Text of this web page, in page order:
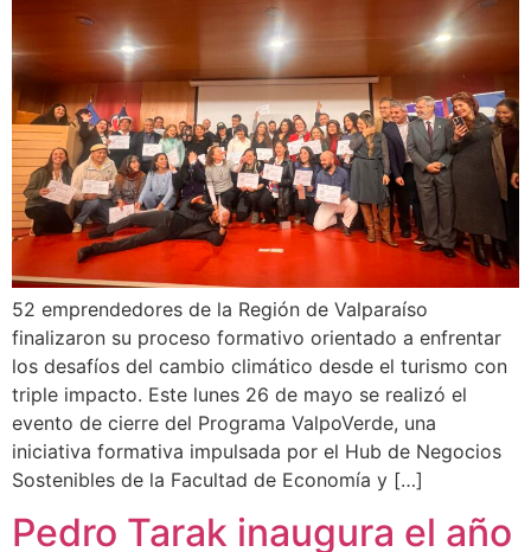
52 emprendedores de la Región de Valparaíso
finalizaron su proceso formativo orientado a enfrentar
los desafíos del cambio climático desde el turismo con
triple impacto. Este lunes 26 de mayo se realizó el
evento de cierre del Programa ValpoVerde, una
iniciativa formativa impulsada por el Hub de Negocios
Sostenibles de la Facultad de Economía y […]
Pedro Tarak inaugura el año